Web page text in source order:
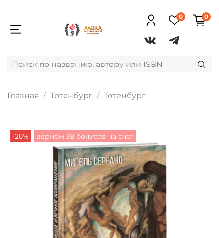
0 0
Главная Тотенбург Тотенбург
-20% вернем 38 бонусов на счет